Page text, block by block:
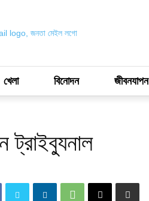
খেলা বিনোদন জীবনযাপন
ট্রাইব্যুনাল